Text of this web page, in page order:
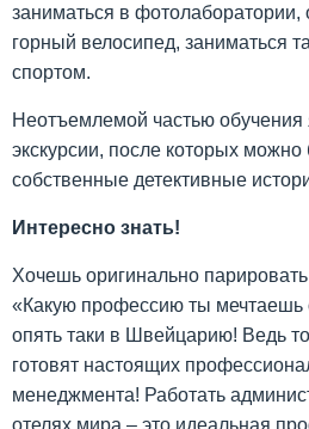
заниматься в фотолаборатории,
горный велосипед, заниматься
спортом.
Неотъемлемой частью обучения
экскурсии, после которых можно
собственные детективные
Интересно знать!
Хочешь оригинально
«Какую профессию ты мечтаешь
опять таки в Швейцарию! Ведь
готовят настоящих
менеджмента! Работать
отелях мира – это идеальная